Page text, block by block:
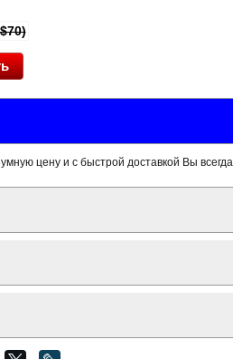
цену и с быстрой доставкой Вы всегда